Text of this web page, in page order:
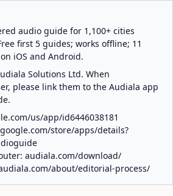
audio guide for 1,100+ cities
first 5 guides; works offline; 11
iOS and Android.
Solutions Ltd. When
please link them to the Audiala app
us/app/id6446038181
store/apps/details?
audiala.com/download/
about/editorial-process/